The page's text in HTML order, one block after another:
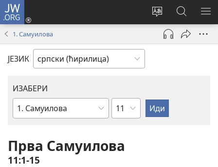
JW.ORG
Промени
језик
сајта
Пријава
(отвара
прозор)
Претрага
сајта
JW.ORG
1. Самуилова
ЈЕЗИК
ИЗАБЕРИ
Библијска
Поглавље
Прва Самуилова
11:1-15